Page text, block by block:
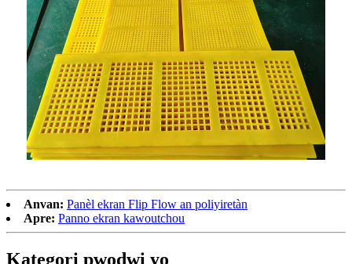
Anvan: Panèl ekran Flip Flow an poliyiretàn
Apre: Panno ekran kawoutchou
Kategori pwodwi yo